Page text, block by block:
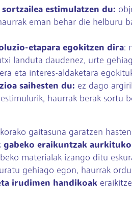
sortzailea estimulatzen du:
eman behar die helburu
etapara egokitzen dira:
landuta daudenez, urte
eta interes-aldaketara
saihesten du: ez dago
haurrak berak sortu
gaitasuna garatzen
gabeko eraikuntzak
materialak izango ditu
gehiago egon, haurrak
irudimen handikoak